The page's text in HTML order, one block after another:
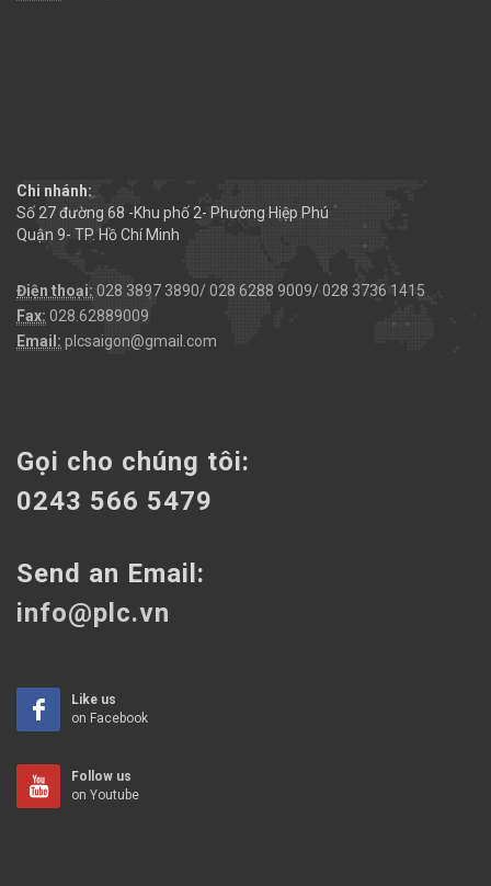
Chi nhánh:
Số 27 đường 68 -Khu phố 2- Phường Hiệp Phú
Quận 9- TP. Hồ Chí Minh
Điện thoại: 028 3897 3890/ 028 6288 9009/ 028 3736 1415
Fax: 028.62889009
Email: plcsaigon@gmail.com
Gọi cho chúng tôi:
0243 566 5479
Send an Email:
info@plc.vn
Like us
on Facebook
Follow us
on Youtube